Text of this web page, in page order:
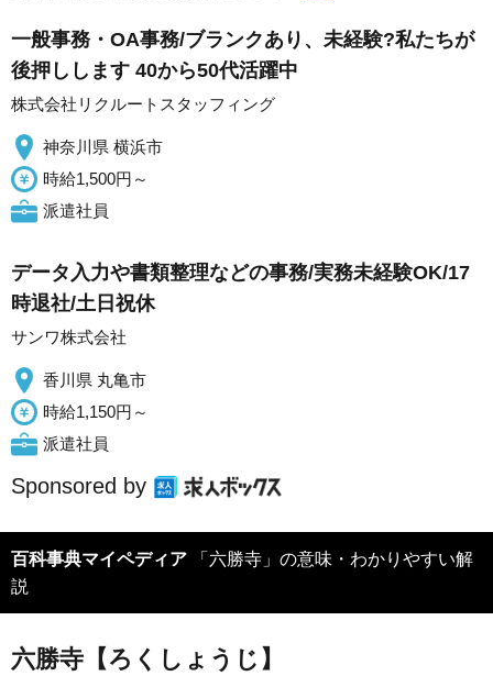
一般事務・OA事務/ブランクあり、未経験?私たちが
後押しします 40から50代活躍中
株式会社リクルートスタッフィング
神奈川県 横浜市
時給1,500円～
派遣社員
データ入力や書類整理などの事務/実務未経験OK/17
時退社/土日祝休
サンワ株式会社
香川県 丸亀市
時給1,150円～
派遣社員
Sponsored by
百科事典マイペディア
説
六勝寺【ろくしょうじ】